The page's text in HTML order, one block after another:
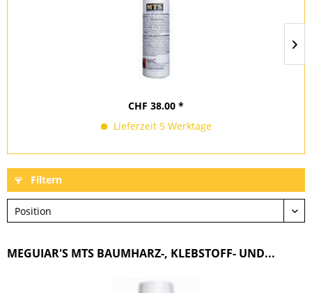
CHF 38.00 *
Lieferzeit 5 Werktage
Filtern
MEGUIAR'S MTS BAUMHARZ-, KLEBSTOFF- UND...